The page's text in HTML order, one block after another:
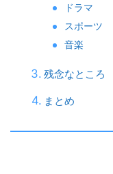
ドラマ
スポーツ
音楽
残念なところ
まとめ